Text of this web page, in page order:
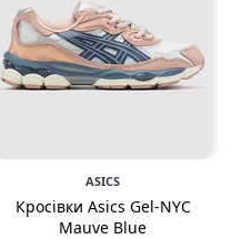
ASICS
Кросівки Asics Gel-NYC
Mauve Blue